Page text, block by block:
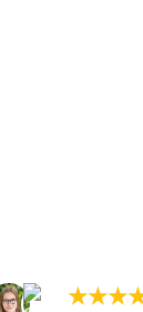
★★★